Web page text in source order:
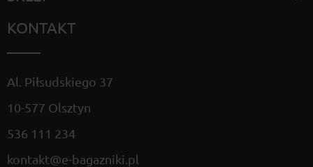
KONTAKT
Al. Piłsudskiego 37
10-577 Olsztyn
536 111 234
kontakt@e-bagazniki.pl